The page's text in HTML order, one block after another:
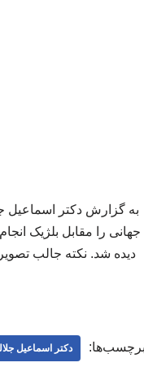
به گزارش دکتر اسماعیل
جهانی را مقابل بلژیک
دیده شد. نکته جالب
برچسب‌ها: دکتر اسماعیل